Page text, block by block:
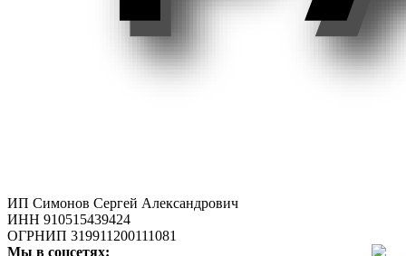
ИП Симонов Сергей Александрович
ИНН 910515439424
ОГРНИП 319911200111081
Мы в соцсетях: